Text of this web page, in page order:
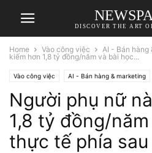
DISCOVER THE ART
Home Vào công việc AI - Bán hàng
kiếm hơn 1,8 tỷ đồng/năm và bài học...
Vào công việc AI - Bán hàng & marketing
Người phụ nữ
1,8 tỷ đồng/
thực tế phía sau